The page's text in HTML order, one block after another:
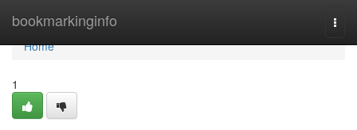
bookmarkinginfo
Home
Home
1